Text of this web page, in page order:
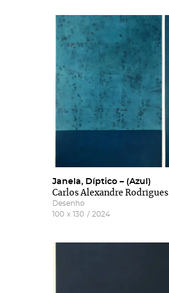
Janela, Díptico – (Azul)
Carlos Alexandre Rodrigues
Desenho
100 x 130 / 2024